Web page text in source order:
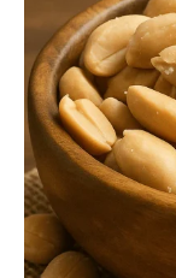
kg
cantidad